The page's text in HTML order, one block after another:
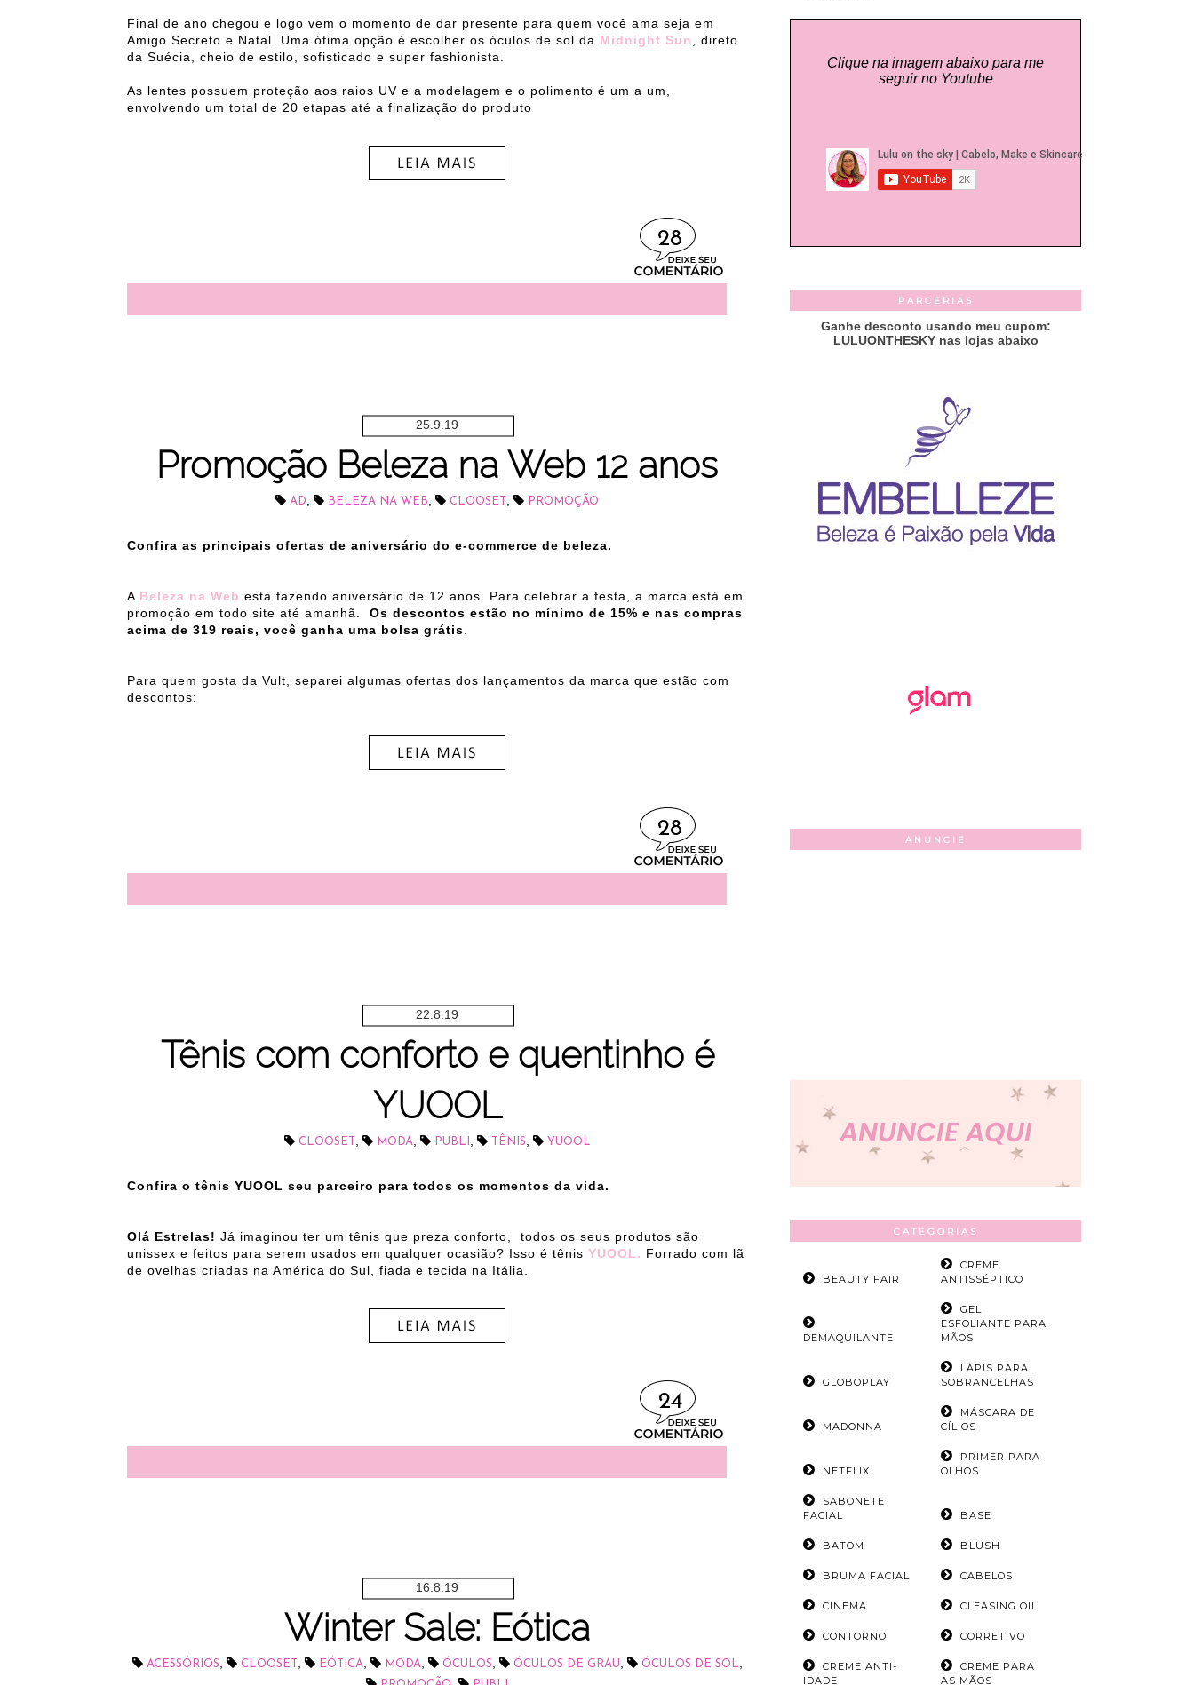
Final de ano chegou e logo vem o momento de dar presente para quem você ama seja em
Amigo Secreto e Natal. Uma ótima opção é escolher os óculos de sol da Midnight Sun
, direto
da Suécia, cheio de estilo, sofisticado e super fashionista.
As lentes possuem proteção aos raios UV e a modelagem e o polimento é um a um,
envolvendo um total de 20 etapas até a finalização do produto
28
25.9.19
Promoção Beleza na Web 12 anos
AD BELEZA NA WEB CLOOSET PROMOÇÃO
Confira as principais ofertas de aniversário do e-commerce de beleza.
A Beleza na Web está fazendo aniversário de 12 anos. Para celebrar a festa, a marca está em
promoção em todo site até amanhã. Os descontos estão no mínimo de 15% e nas compras
acima de 319 reais, você ganha uma bolsa grátis
Para quem gosta da Vult, separei algumas ofertas dos lançamentos da marca que estão com
descontos:
28
22.8.19
Tênis com conforto e quentinho é
YUOOL
CLOOSET MODA PUBLI TÊNIS YUOOL
Confira o tênis YUOOL seu parceiro para todos os momentos da vida.
Olá Estrelas! Já imaginou ter um tênis que preza conforto,
todos os seus produtos são
unissex e feitos para serem usados em qualquer ocasião? Isso é tênis YUOOL. Forrado com lã
de ovelhas criadas na América do Sul, fiada e tecida na Itália.
24
16.8.19
Winter Sale: Eótica
ACESSÓRIOS CLOOSET EÓTICA MODA ÓCULOS ÓCULOS DE GRAU ÓCULOS DE SOL
Clique na imagem abaixo para me
seguir no Youtube
PARCERIAS
Ganhe desconto usando meu cupom:
LULUONTHESKY nas lojas abaixo
ANUNCIE
CATEGORIAS
BEAUTY FAIR
CREME
ANTISSÉPTICO
DEMAQUILANTE
GEL
ESFOLIANTE PARA
MÃOS
GLOBOPLAY
LÁPIS PARA
SOBRANCELHAS
MADONNA
MÁSCARA DE
CÍLIOS
NETFLIX
PRIMER PARA
OLHOS
SABONETE
FACIAL
BASE
BATOM BLUSH
BRUMA FACIAL CABELOS
CINEMA CLEASING OIL
CONTORNO CORRETIVO
CREME ANTI-
IDADE
CREME PARA
AS MÃOS